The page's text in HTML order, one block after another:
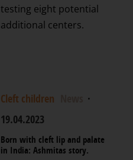
testing eight potential
additional centers.
Cleft children
·
19.04.2023
Born with cleft lip and palate
in India: Ashmitas story.